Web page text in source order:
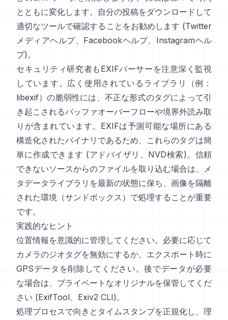
とともに変化します。自分の投稿をダウンロードして
適切なツールで確認することをお勧めします (Twitter
メディアヘルプ、 Facebookヘルプ、 Instagramヘル
プ)。
セキュリティ研究者もEXIFパーサーを注意深く監視
しています。広く使用されているライブラリ（例：
libexif）の脆弱性には、不正な形式のタグによって引
き起こされるバッファオーバーフローや境界外読み取
りが含まれています。EXIFは予測可能な場所にある
構造化されたバイナリであるため、これらのタグは簡
単に作成できます (アドバイザリ 、 NVD検索)。信頼
できないソースからのファイルを取り込む場合は、メ
タデータライブラリを最新の状態に保ち、画像を隔離
された環境（サンドボックス）で処理することが重要
です。
実践的なヒント
位置情報を意識的に管理してください。必要に応じて
カメラのジオタグを無効にするか、エクスポート時に
GPSデータを削除してください。後でデータが必要
な場合は、プライベートなオリジナルを保管してくだ
さい (ExifTool、 Exiv2 CLI)。
処理プロセスで向きとタイムスタンプを正規化し、理